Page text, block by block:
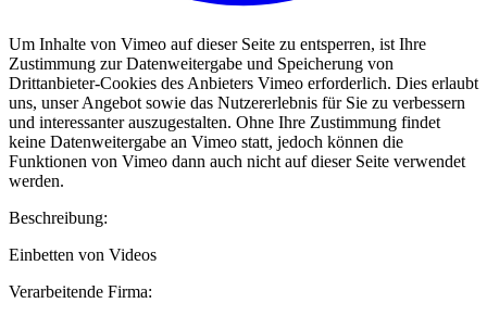
Um Inhalte von Vimeo auf dieser Seite zu entsperren, ist Ihre
Zustimmung zur Datenweitergabe und Speicherung von
Drittanbieter-Cookies des Anbieters Vimeo erforderlich. Dies erlaubt
uns, unser Angebot sowie das Nutzererlebnis für Sie zu verbessern
und interessanter auszugestalten. Ohne Ihre Zustimmung findet
keine Datenweitergabe an Vimeo statt, jedoch können die
Funktionen von Vimeo dann auch nicht auf dieser Seite verwendet
werden.
Beschreibung:
Einbetten von Videos
Verarbeitende Firma: